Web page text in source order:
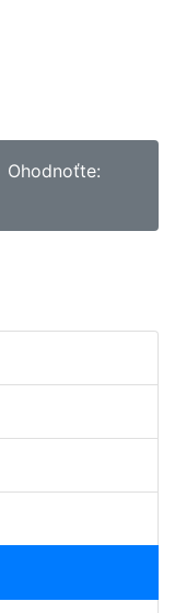
Ohodnoťte: